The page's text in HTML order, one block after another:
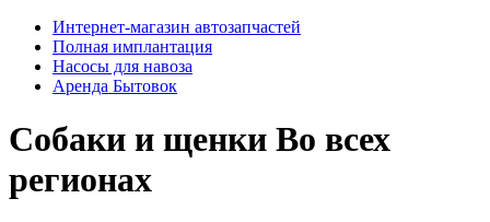
Интернет-магазин автозапчастей
Полная имплантация
Насосы для навоза
Аренда Бытовок
Собаки и щенки Во всех
регионах